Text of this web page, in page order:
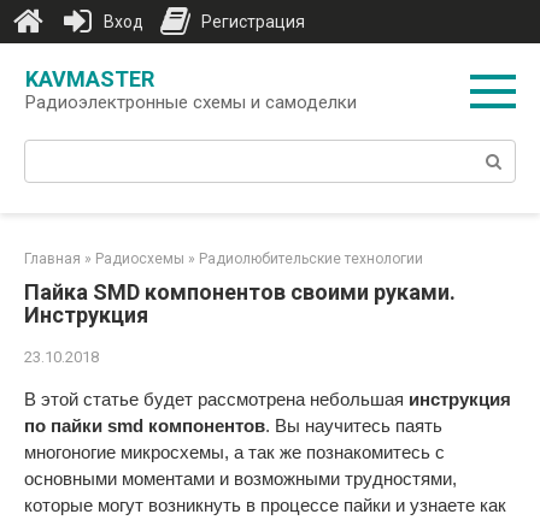
контенту
KAVMASTER
Радиоэлектронные схемы и самоделки
Поиск:
Главная » Радиосхемы » Радиолюбительские технологии
Пайка SMD компонентов своими руками.
Инструкция
23.10.2018
В этой статье будет рассмотрена небольшая инструкция
по пайки smd компонентов. Вы научитесь паять
многоногие микросхемы, а так же познакомитесь с
основными моментами и возможными трудностями,
которые могут возникнуть в процессе пайки и узнаете как
Вход Регистрация